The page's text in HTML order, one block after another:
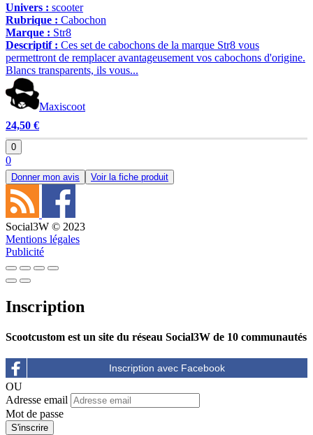
Univers : scooter
Rubrique : Cabochon
Marque : Str8
Descriptif : Ces set de cabochons de la marque Str8 vous
permettront de remplacer avantageusement vos cabochons d'origine.
Blancs transparents, ils vous...
Maxiscoot
24,50 €
0
0
Donner mon avis Voir la fiche produit
Social3W © 2023
Mentions légales
Publicité
Inscription
Scootcustom est un site du réseau Social3W de 10 communautés
OU
Adresse email
Mot de passe